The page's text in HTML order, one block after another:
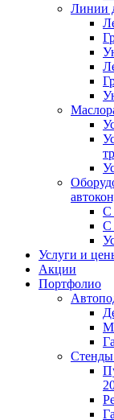
Линии
С
С
Услуги и
Акции
Портфолио